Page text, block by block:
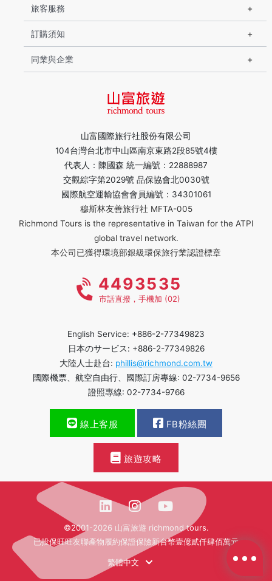
山富國際旅行社股份有限公司
104台灣台北市中山區南京東路2段85號4樓
代表人：陳國森 統一編號：22888987
交觀綜字第2029號 品保協會北0030號
國際航空運輸協會會員編號：34301061
穆斯林友善旅行社 MFTA-005
Richmond Tours is the representative in Taiwan for the ATPI
global travel network.
本公司已獲得環境部銀級環保旅行業認證標章
旅客服務
訂購須知
同業與企業
4493535
市話直撥，手機加 (02)
English Service: +886-2-77349823
日本のサービス: +886-2-77349826
大陸人士赴台: phillis@richmond.com.tw
國際機票、航空自由行、國際訂房專線: 02-7734-9656
證照專線: 02-7734-9766
線上客服 FB粉絲團
旅遊攻略
©2001-2026 山富旅遊 richmond tours.
已投保旺旺友聯產物履約保證保險新台幣壹億貳仟肆佰萬元
繁體中文